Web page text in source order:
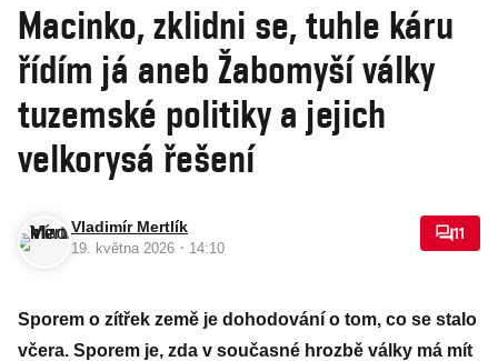
Macinko, zklidni se, tuhle káru
řídím já aneb Žabomyší války
tuzemské politiky a jejich
velkorysá řešení
Vladimír Mertlík
19. května 2026 · 14:10
11
Sporem o zítřek země je dohodování o tom, co se stalo
včera. Sporem je, zda v současné hrozbě války má mít